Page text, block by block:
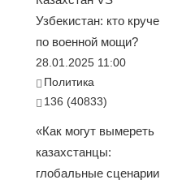
Узбекистан: кто круче
по военной мощи?
28.01.2025 11:00
Политика
136 (40833)
«Как могут вымереть
казахстанцы:
глобальные сценарии